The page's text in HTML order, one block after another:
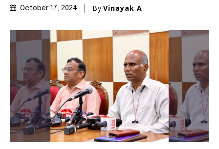
October 17, 2024 By Vinayak A